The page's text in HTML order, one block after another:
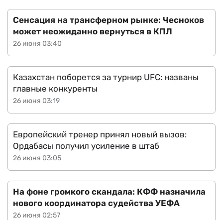
26 июня 03:40
Сенсация на трансферном рынке: Чесноков
может неожиданно вернуться в КПЛ
26 июня 03:19
Казахстан поборется за турнир UFC: названы
главные конкуренты
26 июня 03:05
Европейский тренер принял новый вызов:
Ордабасы получил усиление в штаб
26 июня 02:57
На фоне громкого скандала: КФФ назначила
нового координатора судейства УЕФА